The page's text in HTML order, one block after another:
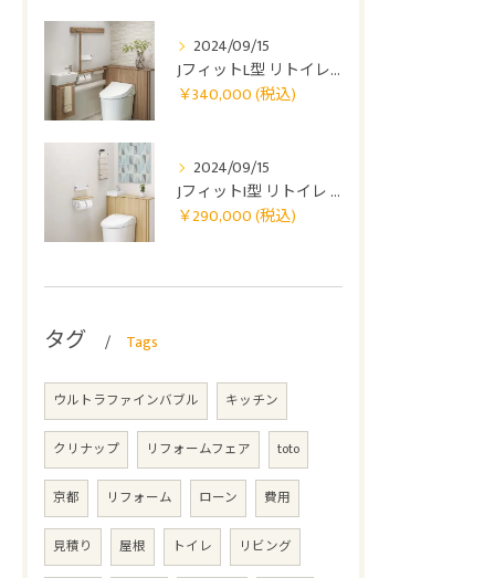
￥340,000 (税
込)">
2024/09/15
JフィットL型 リトイレ 0410
￥340,000 (税込)
￥290,000 (税
込)">
2024/09/15
JフィットI型 リトイレ 0407
￥290,000 (税込)
タグ Tags
ウルトラファインバブル キッチン
クリナップ リフォームフェア toto
京都 リフォーム ローン 費用
見積り 屋根 トイレ リビング